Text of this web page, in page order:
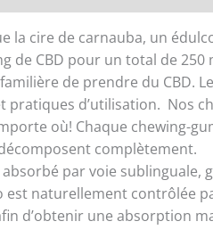
cire de carnauba, un
CBD pour un total de 250
de prendre du CBD.
pratiques d’utilisation. Nos
où! Chaque chewing-
complètement.
par voie
naturellement contrôlée
d’obtenir une absorption